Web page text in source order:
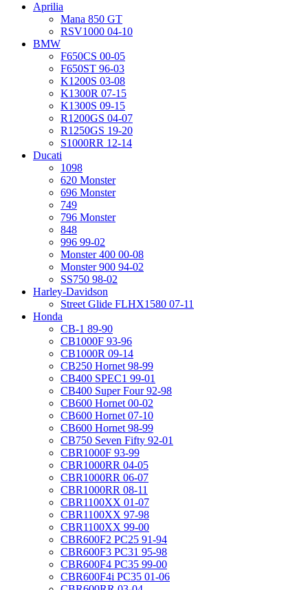
Aprilia
Mana 850 GT
RSV1000 04-10
BMW
F650CS 00-05
F650ST 96-03
K1200S 03-08
K1300R 07-15
K1300S 09-15
R1200GS 04-07
R1250GS 19-20
S1000RR 12-14
Ducati
1098
620 Monster
696 Monster
749
796 Monster
848
996 99-02
Monster 400 00-08
Monster 900 94-02
SS750 98-02
Harley-Davidson
Street Glide FLHX1580 07-11
Honda
CB-1 89-90
CB1000F 93-96
CB1000R 09-14
CB250 Hornet 98-99
CB400 SPEC1 99-01
CB400 Super Four 92-98
CB600 Hornet 00-02
CB600 Hornet 07-10
CB600 Hornet 98-99
CB750 Seven Fifty 92-01
CBR1000F 93-99
CBR1000RR 04-05
CBR1000RR 06-07
CBR1000RR 08-11
CBR1100XX 01-07
CBR1100XX 97-98
CBR1100XX 99-00
CBR600F2 PC25 91-94
CBR600F3 PC31 95-98
CBR600F4 PC35 99-00
CBR600F4i PC35 01-06